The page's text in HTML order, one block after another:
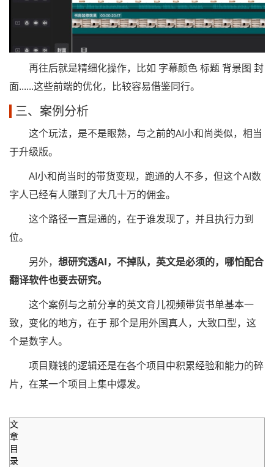
再往后就是精细化操作，比如 字幕颜色 标题 背景图 封
面......这些前端的优化，比较容易借鉴同行。
三、案例分析
这个玩法，是不是眼熟，与之前的AI小和尚类似，相当
于升级版。
AI小和尚当时的带货变现，跑通的人不多，但这个AI数
字人已经有人赚到了大几十万的佣金。
这个路径一直是通的，在于谁发现了，并且执行力到
位。
另外， 想研究透AI，不掉队，英文是必须的，哪怕配合
翻译软件也要去研究。
这个案例与之前分享的英文育儿视频带货书单基本一
致，变化的地方，在于 那个是用外国真人，大致口型，这
个是数字人。
项目赚钱的逻辑还是在各个项目中积累经验和能力的碎
片，在某一个项目上集中爆发。
文
章
目
录